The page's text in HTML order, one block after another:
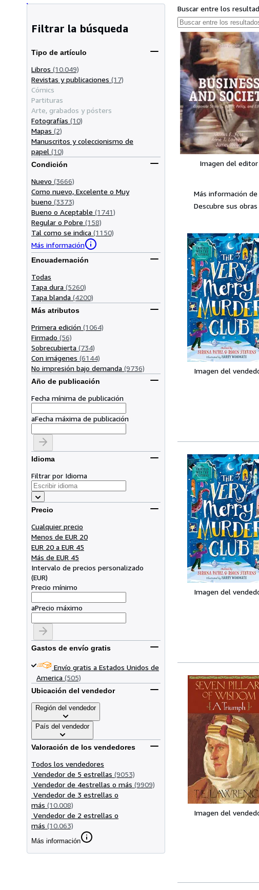
Filtrar la búsqueda
Tipo de artículo
Libros (10.049)
Revistas y publicaciones (17)
Cómics
Partituras
Arte, grabados y pósters
Fotografías (10)
Mapas (2)
Manuscritos y coleccionismo de
papel (10)
Condición
Nuevo (3666)
Como nuevo, Excelente o Muy
bueno (3373)
Bueno o Aceptable (1741)
Regular o Pobre (158)
Tal como se indica (1150)
Más información
Encuadernación
Todas
Tapa dura (5260)
Tapa blanda (4200)
Más atributos
Primera edición (1064)
Firmado (56)
Sobrecubierta (734)
Con imágenes (6144)
No impresión bajo demanda (9736)
Año de publicación
Fecha mínima de publicación
aFecha máxima de publicación
Idioma
Filtrar por Idioma
Precio
Cualquier precio
Menos de EUR 20
EUR 20 a EUR 45
Más de EUR 45
Intervalo de precios personalizado
(EUR)
Precio mínimo
aPrecio máximo
Gastos de envío gratis
Envío gratis a Estados Unidos de
America (505)
Ubicación del vendedor
Región del vendedor
País del vendedor
Valoración de los vendedores
Todos los vendedores
Vendedor de 5 estrellas (9053)
Vendedor de 4estrellas o más (9909)
Vendedor de 3 estrellas o
más (10.008)
Vendedor de 2 estrellas o
más (10.063)
Más información
Buscar entre los
Imagen del editor
Más información de
Descubre sus
Imagen del
Imagen del
Imagen del